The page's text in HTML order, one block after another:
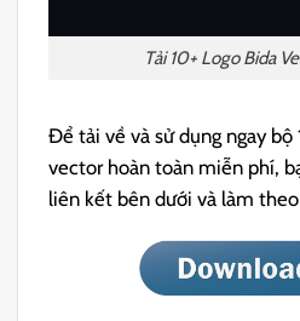
Tải 10+ Logo Bida
Để tải về và sử dụng ngay bộ
vector hoàn toàn miễn phí,
liên kết bên dưới và làm